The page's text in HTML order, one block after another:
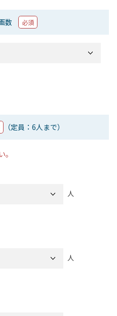
数 必須
（定員：6人まで）
人
人